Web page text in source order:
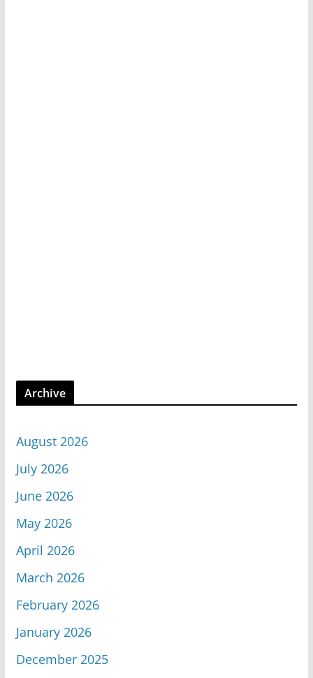
Archive
August 2026
July 2026
June 2026
May 2026
April 2026
March 2026
February 2026
January 2026
December 2025